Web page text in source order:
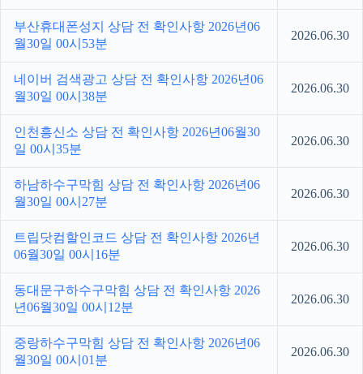
부산휴대폰성지 상담 전 확인사항 2026년06
월30일 00시53분
2026.06.30
네이버 검색광고 상담 전 확인사항 2026년06
월30일 00시38분
2026.06.30
인천흥신소 상담 전 확인사항 2026년06월30
일 00시35분
2026.06.30
하남하수구막힘 상담 전 확인사항 2026년06
월30일 00시27분
2026.06.30
트립닷컴할인코드 상담 전 확인사항 2026년
06월30일 00시16분
2026.06.30
동대문구하수구막힘 상담 전 확인사항 2026
년06월30일 00시12분
2026.06.30
중랑하수구막힘 상담 전 확인사항 2026년06
월30일 00시01분
2026.06.30